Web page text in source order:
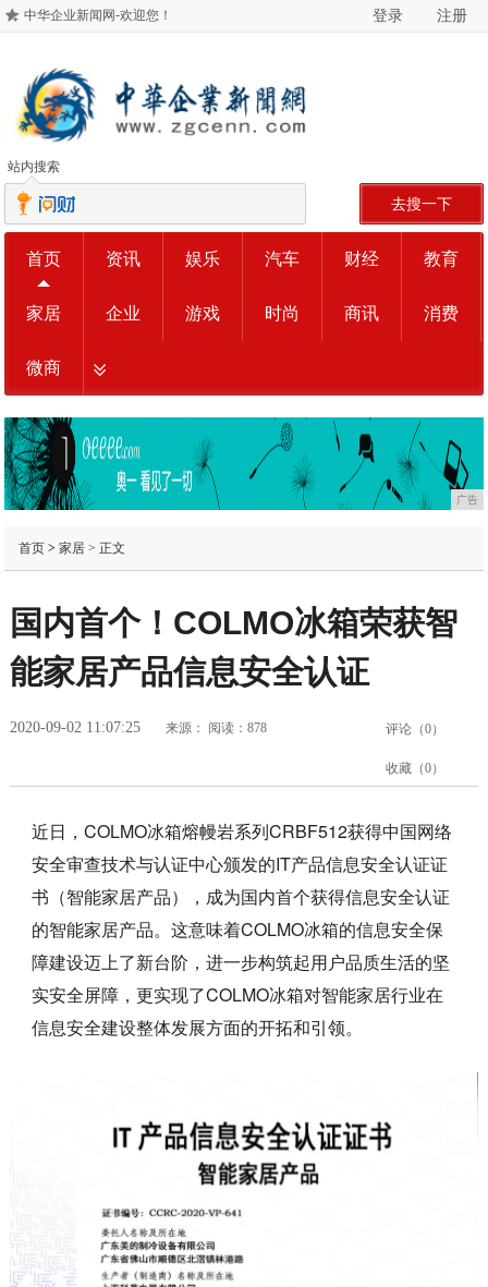
中华企业新闻网-欢迎您！ 登录 注册
站内搜索
去搜一下
首页 资讯 娱乐 汽车 财经 教育
家居 企业 游戏 时尚 商讯 消费
微商
广告
首页> 家居> 正文
国内首个！COLMO冰箱荣获智
能家居产品信息安全认证
2020-09-02 11:07:25 来源： 阅读：878 评论（0）
收藏（0）
近日，COLMO冰箱熔幔岩系列CRBF512获得中国网络
安全审查技术与认证中心颁发的IT产品信息安全认证证
书（智能家居产品），成为国内首个获得信息安全认证
的智能家居产品。这意味着COLMO冰箱的信息安全保
障建设迈上了新台阶，进一步构筑起用户品质生活的坚
实安全屏障，更实现了COLMO冰箱对智能家居行业在
信息安全建设整体发展方面的开拓和引领。